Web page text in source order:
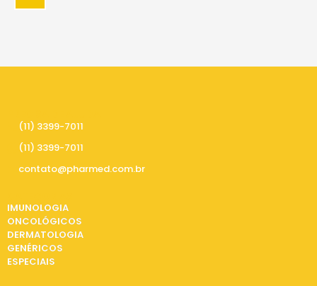
(11) 3399-7011
(11) 3399-7011
contato@pharmed.com.br
IMUNOLOGIA
ONCOLÓGICOS
DERMATOLOGIA
GENÉRICOS
ESPECIAIS